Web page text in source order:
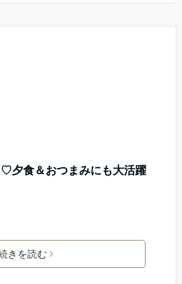
夕食＆おつまみにも大活躍
きを読む